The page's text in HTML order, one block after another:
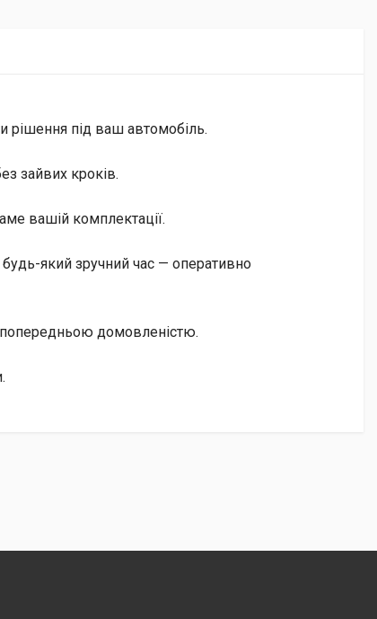
рішення під ваш автомобіль.
зайвих кроків.
вашій комплектації.
який зручний час — оперативно
попередньою домовленістю.